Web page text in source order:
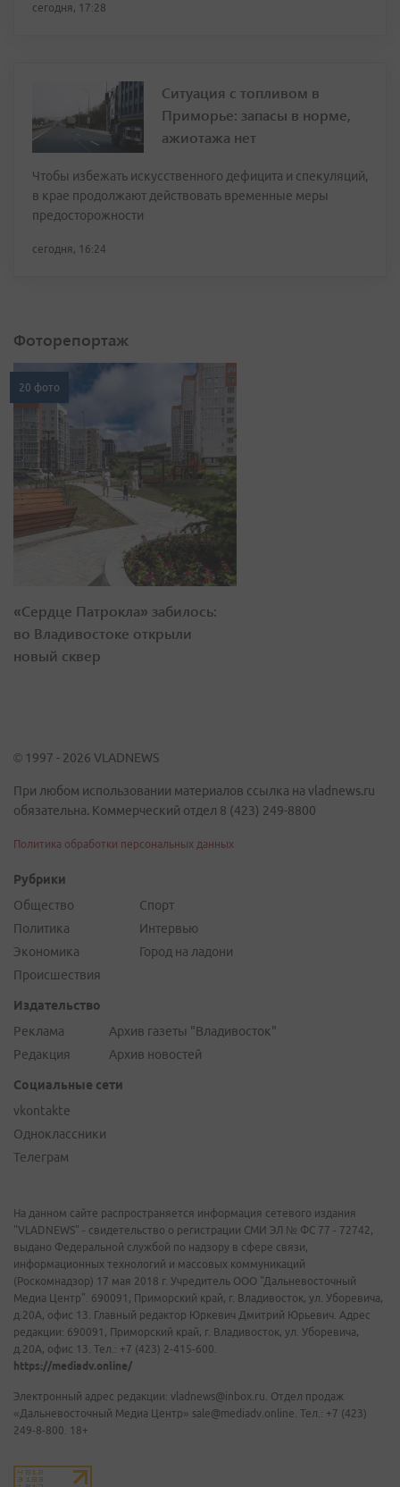
сегодня, 17:28
Ситуация с топливом в
Приморье: запасы в норме,
ажиотажа нет
Чтобы избежать искусственного дефицита и спекуляций,
в крае продолжают действовать временные меры
предосторожности
сегодня, 16:24
Фоторепортаж
20 фото
«Сердце Патрокла» забилось:
во Владивостоке открыли
новый сквер
© 1997 - 2026 VLADNEWS
При любом использовании материалов ссылка на vladnews.ru
обязательна. Коммерческий отдел 8 (423) 249-8800
Политика обработки персональных данных
Рубрики
Общество
Политика
Экономика
Происшествия
Спорт
Интервью
Город на ладони
Издательство
Реклама
Редакция
Архив газеты "Владивосток"
Архив новостей
Социальные сети
vkontakte
Одноклассники
Телеграм
На данном сайте распространяется информация сетевого издания
"VLADNEWS" - свидетельство о регистрации СМИ ЭЛ № ФС 77 - 72742,
выдано Федеральной службой по надзору в сфере связи,
информационных технологий и массовых коммуникаций
(Роскомнадзор) 17 мая 2018 г. Учредитель ООО "Дальневосточный
Медиа Центр". 690091, Приморский край, г. Владивосток, ул. Уборевича,
д.20А, офис 13. Главный редактор Юркевич Дмитрий Юрьевич. Адрес
редакции: 690091, Приморский край, г. Владивосток, ул. Уборевича,
д.20А, офис 13. Тел.: +7 (423) 2-415-600.
https://mediadv.online/
Электронный адрес редакции: vladnews@inbox.ru. Отдел продаж
«Дальневосточный Медиа Центр» sale@mediadv.online. Тел.: +7 (423)
249-8-800. 18+